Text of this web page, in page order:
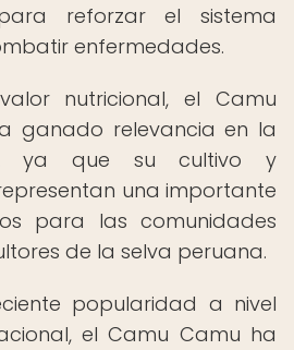
reforzar el sistema
enfermedades.
nutricional, el Camu
ganado relevancia en la
ya que su cultivo y
una importante
para las comunidades
de la selva peruana.
popularidad a nivel
el Camu Camu ha